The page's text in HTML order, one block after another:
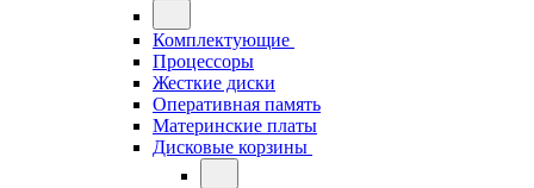
Комплектующие
Процессоры
Жесткие диски
Оперативная память
Материнские платы
Дисковые корзины